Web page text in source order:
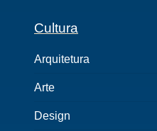
Cultura
Arquitetura
Arte
Design